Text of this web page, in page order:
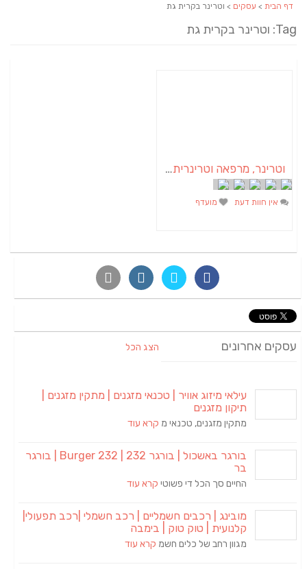
דף הבית > עסקים > וטרינר בקרית גת
Tag: וטרינר בקרית גת
וטרינר, מרפאה וטרינרית בקרית גת
אין חוות דעת מועדף
עסקים אחרונים הצג הכל
עילאי מיזוג אוויר | טכנאי מזגנים | מתקין מזגנים |
תיקון מזגנים
מתקין מזגנים, טכנאי מ קרא עוד
בורגר באשכול | בורגר 232 | Burger 232 | בורגר
בר
החיים סך הכל די פשוטי קרא עוד
מובינג | רכבים חשמליים | רכב חשמלי |רכב תפעולי|
קלנועית | טוק טוק | בימבה
מגוון רחב של כלים חשמ קרא עוד